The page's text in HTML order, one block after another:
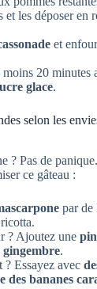
et les déposer en
et
20 minutes
glace.
selon les
? Pas de
ce gâteau :
par de
? Ajoutez une
gingembre.
Essayez avec
des bananes